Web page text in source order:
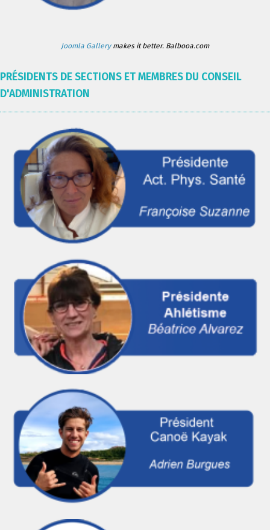
Joomla Gallerymakes it better. Balbooa.com
PRÉSIDENTS DE SECTIONS ET MEMBRES DU CONSEIL
D'ADMINISTRATION